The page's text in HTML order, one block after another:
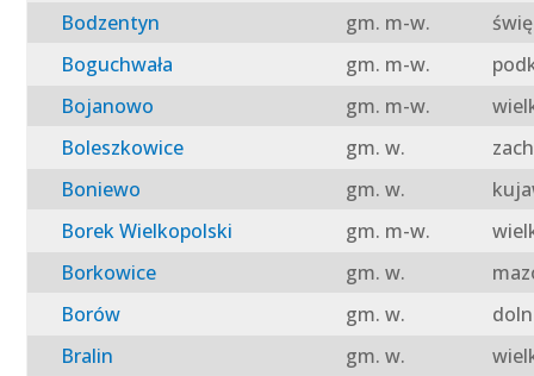
Bodzentyn
gm. m-w.
Boguchwała
gm. m-w.
Bojanowo
gm. m-w.
Boleszkowice
gm. w.
Boniewo
gm. w.
Borek Wielkopolski
gm. m-w.
Borkowice
gm. w.
Borów
gm. w.
Bralin
gm. w.